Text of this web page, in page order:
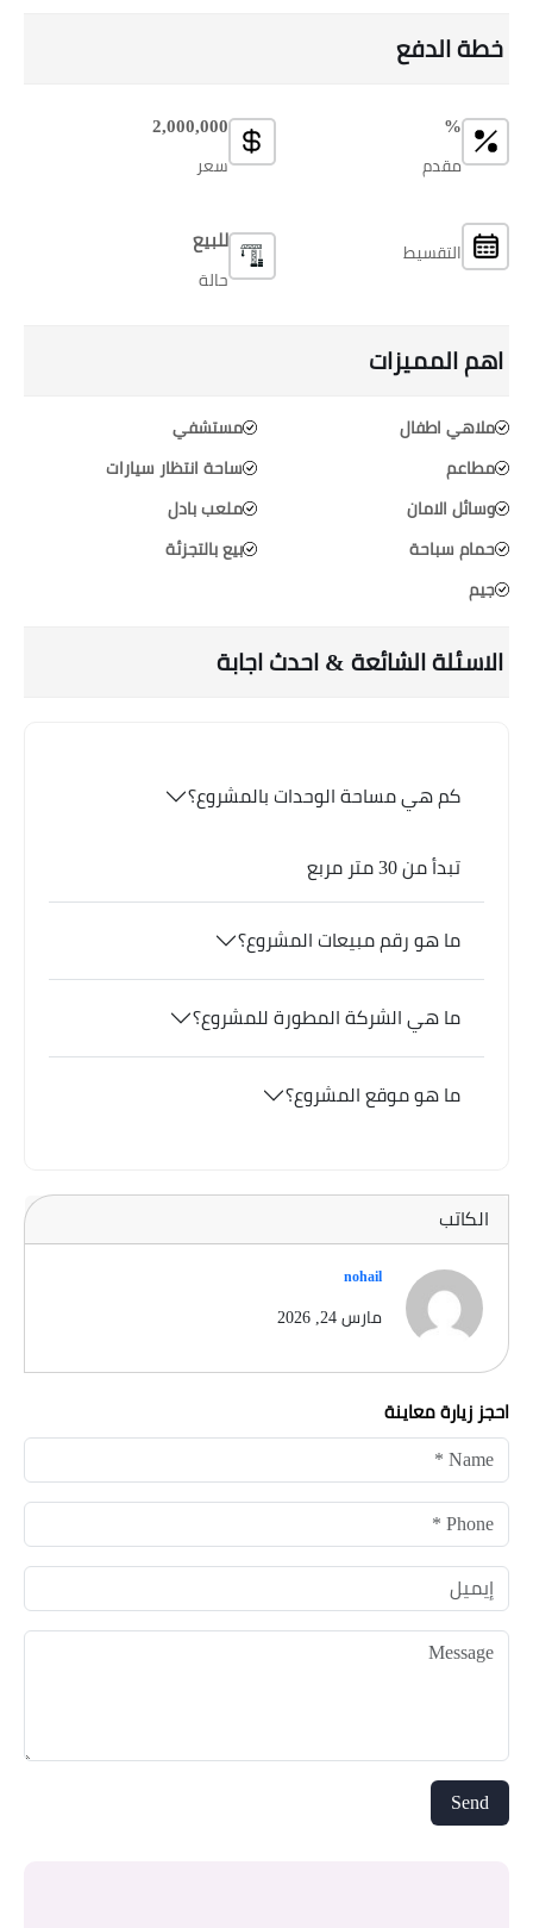
خطة الدفع
%
مقدم
التقسيط
2,000,000
سعر
للبيع
حالة
اهم المميزات
ملاهي اطفال
مطاعم
وسائل الامان
حمام سباحة
جيم
مستشفي
ساحة انتظار سيارات
ملعب بادل
بيع بالتجزئة
الاسئلة الشائعة & احدث اجابة
كم هي مساحة الوحدات بالمشروع؟
تبدأ من 30 متر مربع
ما هو رقم مبيعات المشروع؟
ما هي الشركة المطورة للمشروع؟
ما هو موقع المشروع؟
الكاتب
nohail
مارس 24, 2026
احجز زيارة معاينة